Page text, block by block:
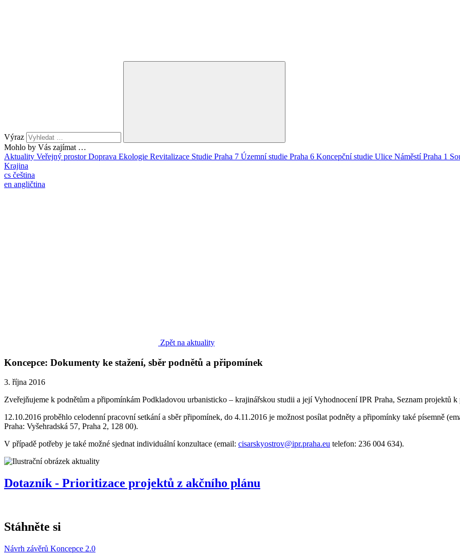
Výraz
Mohlo by Vás zajímat …
Aktuality Veřejný prostorDoprava Ekologie Revitalizace Studie Praha 7 Územní studie Praha 6 Koncepční studie Ulice NáměstíPraha 1
Krajina
cs čeština
en angličtina
Zpět na aktuality
Koncepce: Dokumenty ke stažení, sběr podnětů a připomínek
3. října 2016
Zveřejňujeme k podnětům a připomínkám Podkladovou urbanisticko – krajinářskou studii a její Vyhodnocení IPR Praha, Seznam projektů
12.10.2016 proběhlo celodenní pracovní setkání a sběr připomínek, do 4.11.2016 je možnost posílat podněty a připomínky také písemně
Praha: Vyšehradská 57, Praha 2, 128 00).
V případě potřeby je také možné sjednat individuální konzultace (email: cisarskyostrov@ipr.praha.eu telefon: 236 004 634).
Dotazník - Prioritizace projektů z akčního plánu
Stáhněte si
Návrh závěrů Koncepce 2.0